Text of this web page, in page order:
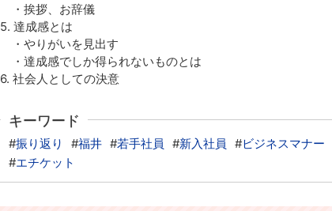
・挨拶、お辞儀
5. 達成感とは
・やりがいを見出す
・達成感でしか得られないものとは
6. 社会人としての決意
キーワード
#振り返り #福井 #若手社員 #新入社員 #ビジネスマナー
#エチケット